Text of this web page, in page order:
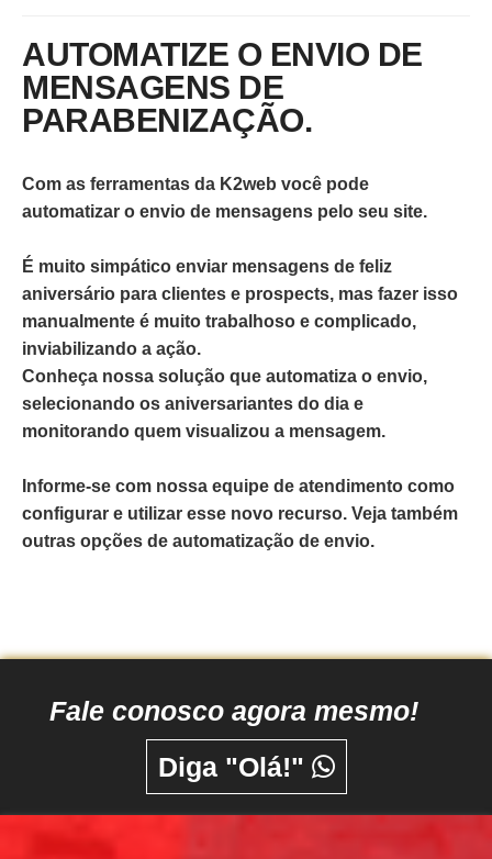
AUTOMATIZE O ENVIO DE
MENSAGENS DE
PARABENIZAÇÃO.
Com as ferramentas da K2web você pode
automatizar o envio de mensagens pelo seu site.
É muito simpático enviar mensagens de feliz
aniversário para clientes e prospects, mas fazer isso
manualmente é muito trabalhoso e complicado,
inviabilizando a ação.
Conheça nossa solução que automatiza o envio,
selecionando os aniversariantes do dia e
monitorando quem visualizou a mensagem.
Informe-se com nossa equipe de atendimento como
configurar e utilizar esse novo recurso. Veja também
outras opções de automatização de envio.
Fale conosco agora mesmo!
Diga "Olá!"